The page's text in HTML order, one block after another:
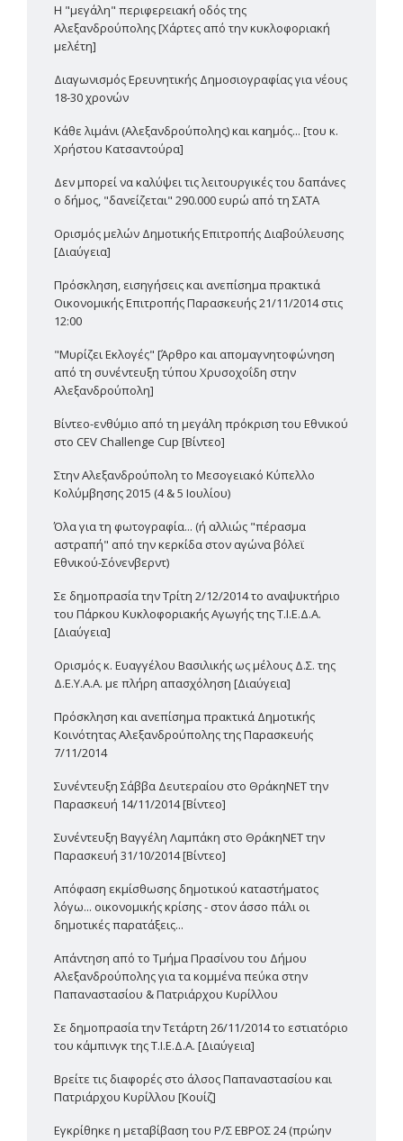
Η "μεγάλη" περιφερειακή οδός της
Αλεξανδρούπολης [Χάρτες από την κυκλοφοριακή
μελέτη]
Διαγωνισμός Ερευνητικής Δημοσιογραφίας για νέους
18-30 χρονών
Κάθε λιμάνι (Αλεξανδρούπολης) και καημός... [του κ.
Χρήστου Κατσαντούρα]
Δεν μπορεί να καλύψει τις λειτουργικές του δαπάνες
ο δήμος, "δανείζεται" 290.000 ευρώ από τη ΣΑΤΑ
Ορισμός μελών Δημοτικής Επιτροπής Διαβούλευσης
[Διαύγεια]
Πρόσκληση, εισηγήσεις και ανεπίσημα πρακτικά
Οικονομικής Επιτροπής Παρασκευής 21/11/2014 στις
12:00
"Μυρίζει Εκλογές" [Άρθρο και απομαγνητοφώνηση
από τη συνέντευξη τύπου Χρυσοχοΐδη στην
Αλεξανδρούπολη]
Βίντεο-ενθύμιο από τη μεγάλη πρόκριση του Εθνικού
στο CEV Challenge Cup [Βίντεο]
Στην Αλεξανδρούπολη το Μεσογειακό Κύπελλο
Κολύμβησης 2015 (4 & 5 Ιουλίου)
Όλα για τη φωτογραφία... (ή αλλιώς "πέρασμα
αστραπή" από την κερκίδα στον αγώνα βόλεϊ
Εθνικού-Σόνενβερντ)
Σε δημοπρασία την Τρίτη 2/12/2014 το αναψυκτήριο
του Πάρκου Κυκλοφοριακής Αγωγής της Τ.Ι.Ε.Δ.Α.
[Διαύγεια]
Ορισμός κ. Ευαγγέλου Βασιλικής ως μέλους Δ.Σ. της
Δ.Ε.Υ.Α.Α. με πλήρη απασχόληση [Διαύγεια]
Πρόσκληση και ανεπίσημα πρακτικά Δημοτικής
Κοινότητας Αλεξανδρούπολης της Παρασκευής
7/11/2014
Συνέντευξη Σάββα Δευτεραίου στο ΘράκηΝΕΤ την
Παρασκευή 14/11/2014 [Βίντεο]
Συνέντευξη Βαγγέλη Λαμπάκη στο ΘράκηΝΕΤ την
Παρασκευή 31/10/2014 [Βίντεο]
Απόφαση εκμίσθωσης δημοτικού καταστήματος
λόγω... οικονομικής κρίσης - στον άσσο πάλι οι
δημοτικές παρατάξεις...
Απάντηση από το Τμήμα Πρασίνου του Δήμου
Αλεξανδρούπολης για τα κομμένα πεύκα στην
Παπαναστασίου & Πατριάρχου Κυρίλλου
Σε δημοπρασία την Τετάρτη 26/11/2014 το εστιατόριο
του κάμπινγκ της Τ.Ι.Ε.Δ.Α. [Διαύγεια]
Βρείτε τις διαφορές στο άλσος Παπαναστασίου και
Πατριάρχου Κυρίλλου [Κουίζ]
Εγκρίθηκε η μεταβίβαση του Ρ/Σ ΕΒΡΟΣ 24 (πρώην